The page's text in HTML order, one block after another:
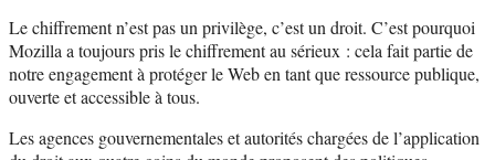
Le chiffrement n’est pas un privilège, c’est un droit. C’est pourquoi
Mozilla a toujours pris le chiffrement au sérieux : cela fait partie de
notre engagement à protéger le Web en tant que ressource publique,
ouverte et accessible à tous.
Les agences gouvernementales et autorités chargées de l’application